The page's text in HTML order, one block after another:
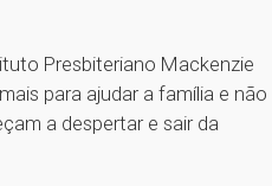
Presbiteriano Mackenzie
para ajudar a família e não
a despertar e sair da